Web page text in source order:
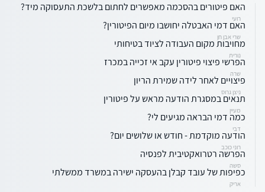
האם פיטורים בהסכמה מאפשרים לחתום בלשכת התעסוקה מיד?
רועי
האם דמי האבטלה יחושבו מיום הפיטורין?
שרי אבן חן
מחויבות מקום העבודה לציוד בטיחותי
נורית
הפרשי פיצוי פיטורין עקב אי זכייה במכרז
שרה
פיצויים לאחר לידה שמירת הריון
ניצן גרוס
תנאים במסגרת הודעה מראש על פיטורין
מעיין
כמה דמי הבראה מגיעים לי?
דבי
הודעה מוקדמת - חודש או שלושים יום?
רוני כוכב
הפרשה רטרואקטיבית לפנסיה
סשה
כפיפות של עובד קבלן בהעסקה ישירה במשרד ממשלתי
אריק